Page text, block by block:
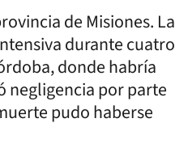
de Misiones. La
durante cuatro
donde habría
negligencia por parte
pudo haberse